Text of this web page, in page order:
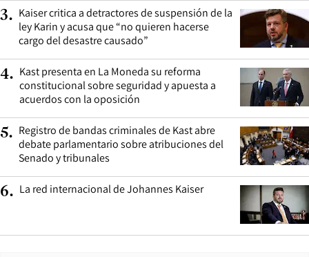
3. Kaiser critica a detractores de suspensión de la
ley Karin y acusa que “no quieren hacerse
cargo del desastre causado”
4. Kast presenta en La Moneda su reforma
constitucional sobre seguridad y apuesta a
acuerdos con la oposición
5. Registro de bandas criminales de Kast abre
debate parlamentario sobre atribuciones del
Senado y tribunales
6. La red internacional de Johannes Kaiser